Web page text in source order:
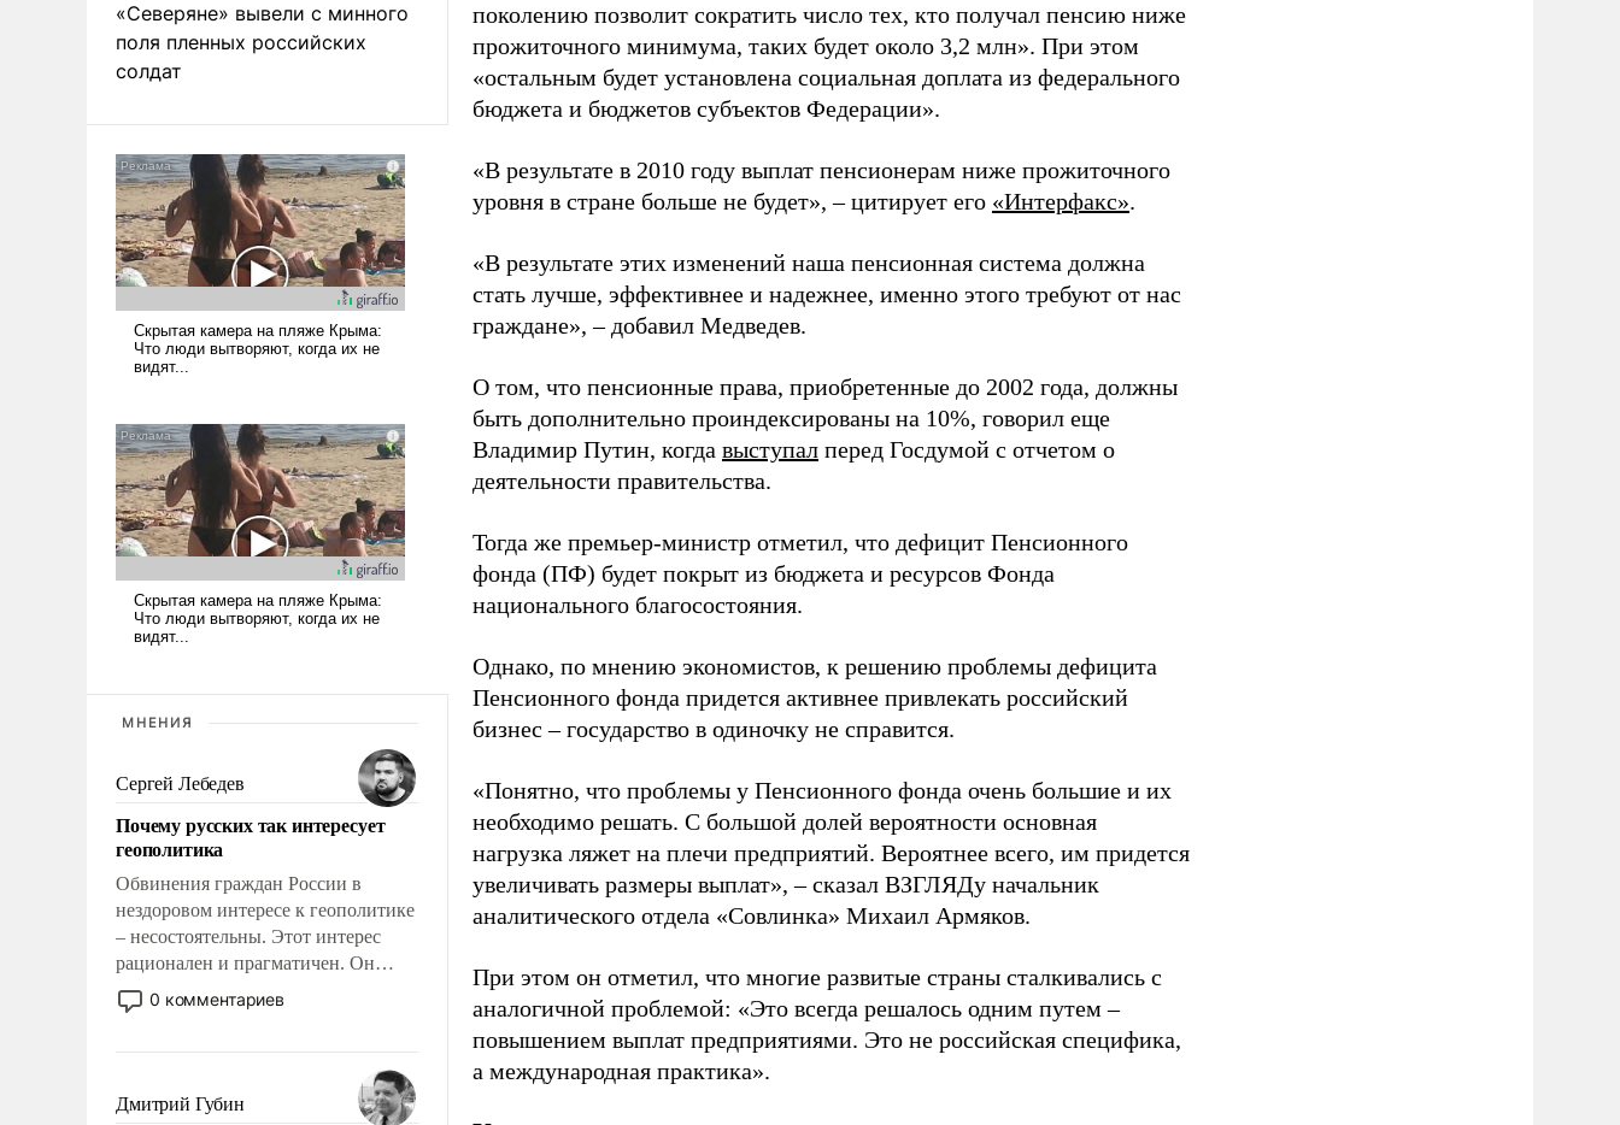
«Северяне» вывели с минного
поля пленных российских
солдат
МНЕНИЯ
Сергей Лебедев
Почему русских так интересует
геополитика
Обвинения граждан России в
нездоровом интересе к геополитике
– несостоятельны. Этот интерес
рационален и прагматичен. Он
обусловлен тысячелетним опытом
выживания в крайне непростых
знанием, что мировая политика
имеет свойство заявляться на порог
0 комментариев
Дмитрий Губин
поколению позволит сократить число тех, кто получал пенсию ниже
прожиточного минимума, таких будет около 3,2 млн». При этом
«остальным будет установлена социальная доплата из федерального
бюджета и бюджетов субъектов Федерации».
«В результате в 2010 году выплат пенсионерам ниже прожиточного
уровня в стране больше не будет», – цитирует его «Интерфакс».
«В результате этих изменений наша пенсионная система должна
стать лучше, эффективнее и надежнее, именно этого требуют от нас
граждане», – добавил Медведев.
О том, что пенсионные права, приобретенные до 2002 года, должны
быть дополнительно проиндексированы на 10%, говорил еще
Владимир Путин, когда выступал перед Госдумой с отчетом о
деятельности правительства.
Тогда же премьер-министр отметил, что дефицит Пенсионного
фонда (ПФ) будет покрыт из бюджета и ресурсов Фонда
национального благосостояния.
Однако, по мнению экономистов, к решению проблемы дефицита
Пенсионного фонда придется активнее привлекать российский
бизнес – государство в одиночку не справится.
«Понятно, что проблемы у Пенсионного фонда очень большие и их
необходимо решать. С большой долей вероятности основная
нагрузка ляжет на плечи предприятий. Вероятнее всего, им придется
увеличивать размеры выплат», – сказал ВЗГЛЯДу начальник
аналитического отдела «Совлинка» Михаил Армяков.
При этом он отметил, что многие развитые страны сталкивались с
аналогичной проблемой: «Это всегда решалось одним путем –
повышением выплат предприятиями. Это не российская специфика,
а международная практика».